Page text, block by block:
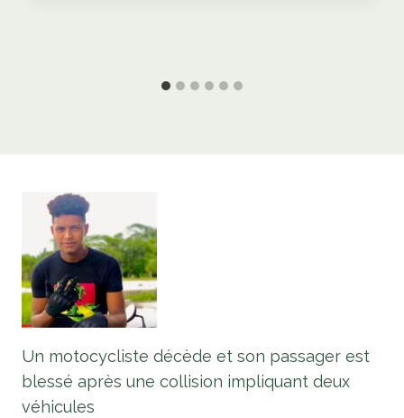
Un motocycliste décède et son passager est
blessé après une collision impliquant deux
véhicules